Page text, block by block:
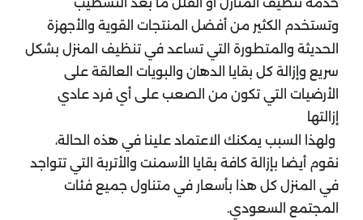
خدمة تنظيف المنازل أو الفلل ما بعد التشطيب
وتستخدم الكثير من أفضل المنتجات القوية والأجهزة
الحديثة والمتطورة التي تساعد في تنظيف المنزل بشكل
سريع وإزالة كل بقايا الدهان والبويات العالقة على
الأرضيات التي تكون من الصعب على أي فرد عادي
إزالتها
ولهذا السبب يمكنك الاعتماد علينا في هذه الحالة،
نقوم أيضا بإزالة كافة بقايا الأسمنت والأتربة التي تتواجد
في المنزل كل هذا بأسعار في متناول جميع فئات
المجتمع السعودي.